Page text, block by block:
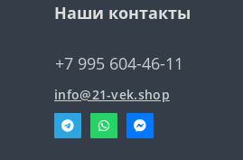
Наши контакты
+7 995 604-46-11
info@21-vek.shop